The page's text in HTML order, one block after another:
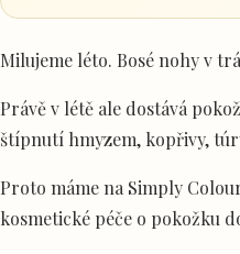
Milujeme léto. Bosé nohy v
Právě v létě ale dostává
štípnutí hmyzem, kopřivy,
Proto máme na Simply
kosmetické péče o pokožku